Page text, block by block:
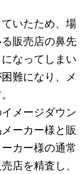
いたため、場
販売店の鼻先
なってしまい
難になり、メ
メージダウン
ーカー様と販
カー様の通常
店を精査し、